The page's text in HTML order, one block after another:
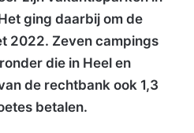
ging daarbij om de
2022. Zeven campings
die in Heel en
de rechtbank ook 1,3
betalen.